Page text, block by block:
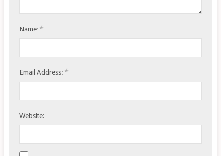
Name: *
Email Address: *
Website: